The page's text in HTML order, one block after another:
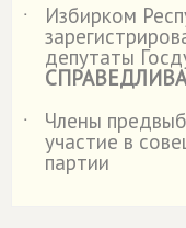
˙
Избирком
депутаты
˙
Члены
участие в
партии